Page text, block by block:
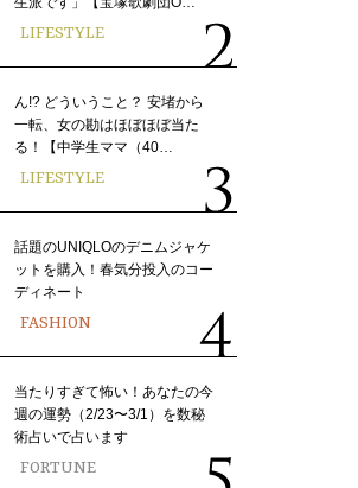
LIFESTYLE
ん!? どういうこと？ 安堵から
一転、女の勘はほぼほぼ当た
る！【中学生ママ（40…
LIFESTYLE
話題のUNIQLOのデニムジャケ
ットを購入！春気分投入のコー
ディネート
FASHION
当たりすぎて怖い！あなたの今
週の運勢（2/23〜3/1）を数秘
術占いで占います
FORTUNE